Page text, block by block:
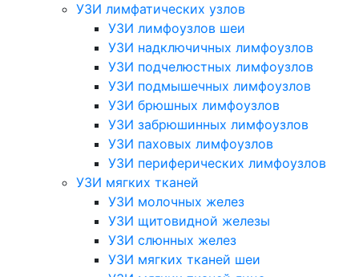
УЗИ лимфатических узлов
УЗИ лимфоузлов шеи
УЗИ надключичных лимфоузлов
УЗИ подчелюстных лимфоузлов
УЗИ подмышечных лимфоузлов
УЗИ брюшных лимфоузлов
УЗИ забрюшинных лимфоузлов
УЗИ паховых лимфоузлов
УЗИ периферических лимфоузлов
УЗИ мягких тканей
УЗИ молочных желез
УЗИ щитовидной железы
УЗИ слюнных желез
УЗИ мягких тканей шеи